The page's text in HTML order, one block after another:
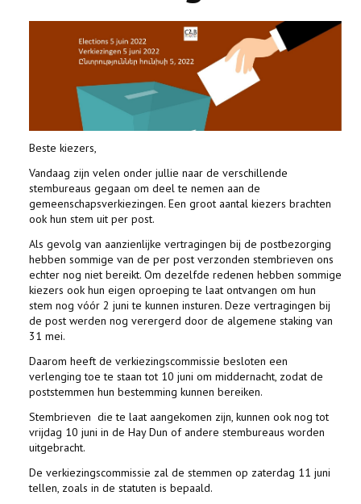
EVENTS
🔔 VERKIEZINGEN 2026 🗳️
VERENIGINGEN
CONTACT
Beste kiezers,
Vandaag zijn velen onder jullie naar de verschillende
stembureaus gegaan om deel te nemen aan de
gemeenschapsverkiezingen. Een groot aantal kiezers brachten
ook hun stem uit per post.
Als gevolg van aanzienlijke vertragingen bij de postbezorging
hebben sommige van de per post verzonden stembrieven ons
echter nog niet bereikt. Om dezelfde redenen hebben sommige
kiezers ook hun eigen oproeping te laat ontvangen om hun
stem nog vóór 2 juni te kunnen insturen. Deze vertragingen bij
de post werden nog verergerd door de algemene staking van
31 mei.
Daarom heeft de verkiezingscommissie besloten een
verlenging toe te staan tot 10 juni om middernacht, zodat de
poststemmen hun bestemming kunnen bereiken.
Stembrieven die te laat aangekomen zijn, kunnen ook nog tot
vrijdag 10 juni in de Hay Dun of andere stembureaus worden
uitgebracht.
De verkiezingscommissie zal de stemmen op zaterdag 11 juni
tellen, zoals in de statuten is bepaald.